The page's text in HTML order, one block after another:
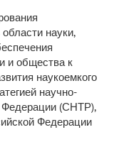
науки,
и общества к
наукоемкого
научно-
Федерации (СНТР),
Федерации